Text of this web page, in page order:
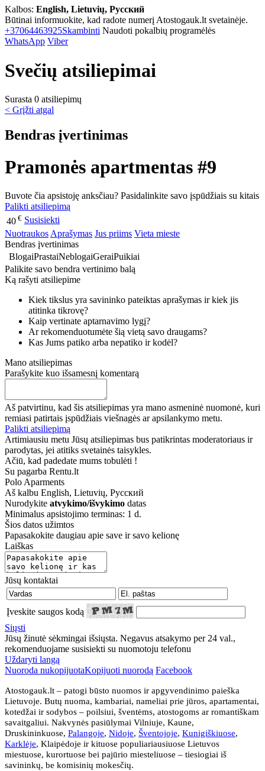
Kalbos: English, Lietuvių, Русский
Būtinai informuokite, kad radote numerį Atostogauk.lt svetainėje.
+37064463925Skambinti Naudoti pokalbių programėlės
WhatsApp Viber
Svečių atsiliepimai
Surasta 0 atsiliepimų
< Grįžti atgal
Bendras įvertinimas
Pramonės apartmentas #9
Buvote čia apsistoję anksčiau? Pasidalinkite savo įspūdžiais su kitais
Palikti atsiliepimą
40 € Susisiekti
Nuotraukos Aprašymas Jus priims Vieta mieste
Bendras įvertinimas
BlogaiPrastaiNeblogaiGeraiPuikiai
Palikite savo bendra vertinimo balą
Ką rašyti atsiliepime
Kiek tikslus yra savininko pateiktas aprašymas ir kiek jis
atitinka tikrovę?
Kaip vertinate aptarnavimo lygį?
Ar rekomenduotumėte šią vietą savo draugams?
Kas Jums patiko arba nepatiko ir kodėl?
Mano atsiliepimas
Parašykite kuo išsamesnį komentarą
Aš patvirtinu, kad šis atsiliepimas yra mano asmeninė nuomonė, kuri
remiasi patirtais įspūdžiais viešnagės ar apsilankymo metu.
Palikti atsiliepimą
Artimiausiu metu Jūsų atsiliepimas bus patikrintas moderatoriaus ir
parodytas, jei atitiks svetainės taisykles.
Ačiū, kad padedate mums tobulėti !
Su pagarba Rentu.lt
Polo Aparments
Aš kalbu English, Lietuvių, Русский
Nurodykite atvykimo/išvykimo datas
Minimalus apsistojimo terminas: 1 d.
Šios datos užimtos
Papasakokite daugiau apie save ir savo kelionę
Laiškas
Jūsų kontaktai
Įveskite saugos kodą
Siųsti
Jūsų žinutė sėkmingai išsiųsta. Negavus atsakymo per 24 val.,
rekomenduojame susisiekti su nuomotoju telefonu
Uždaryti langą
Nuoroda nukopijuotaKopijuoti nuorodą Facebook
Atostogauk.lt – patogi būsto nuomos ir apgyvendinimo paieška
Lietuvoje. Butų nuoma, kambariai, nameliai prie jūros, apartamentai,
kotedžai ir sodybos – poilsiui, šventėms, atostogoms ar romantiškam
savaitgaliui. Nakvynės pasiūlymai Vilniuje, Kaune,
Druskininkuose, Palangoje, Nidoje, Šventojoje, Kunigiškiuose,
Karklėje, Klaipėdoje ir kituose populiariausiuose Lietuvos
miestuose, kurortuose bei pajūrio miesteliuose – tiesiogiai iš
savininkų, be komisinių mokesčių.